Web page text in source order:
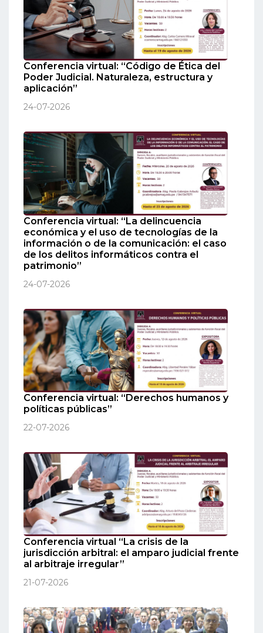
Conferencia virtual: “Código de Ética del
Poder Judicial. Naturaleza, estructura y
aplicación”
24-07-2026
Conferencia virtual: “La delincuencia
económica y el uso de tecnologías de la
información o de la comunicación: el caso
de los delitos informáticos contra el
patrimonio”
24-07-2026
Conferencia virtual: “Derechos humanos y
políticas públicas”
22-07-2026
Conferencia virtual “La crisis de la
jurisdicción arbitral: el amparo judicial frente
al arbitraje irregular”
21-07-2026